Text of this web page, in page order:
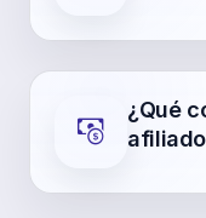
¿Qué